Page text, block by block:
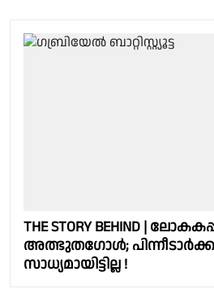
THE STORY BEHIND |
അത്ഭുതഗോള്‍;
സാധ്യമായിട്ടില്ല !